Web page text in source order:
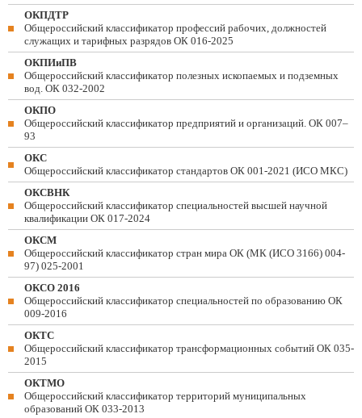
ОКПДТР
Общероссийский классификатор профессий рабочих, должностей
служащих и тарифных разрядов ОК 016-2025
ОКПИиПВ
Общероссийский классификатор полезных ископаемых и подземных
вод. ОК 032-2002
ОКПО
Общероссийский классификатор предприятий и организаций. ОК 007–
93
ОКС
Общероссийский классификатор стандартов ОК 001-2021 (ИСО МКС)
ОКСВНК
Общероссийский классификатор специальностей высшей научной
квалификации ОК 017-2024
ОКСМ
Общероссийский классификатор стран мира ОК (МК (ИСО 3166) 004-
97) 025-2001
ОКСО 2016
Общероссийский классификатор специальностей по образованию ОК
009-2016
ОКТС
Общероссийский классификатор трансформационных событий ОК 035-
2015
ОКТМО
Общероссийский классификатор территорий муниципальных
образований ОК 033-2013